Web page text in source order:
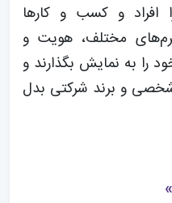
افراد و کسب و کارها
مختلف، هویت و
به نمایش بگذارند و
و برند شرکتی بدل
»